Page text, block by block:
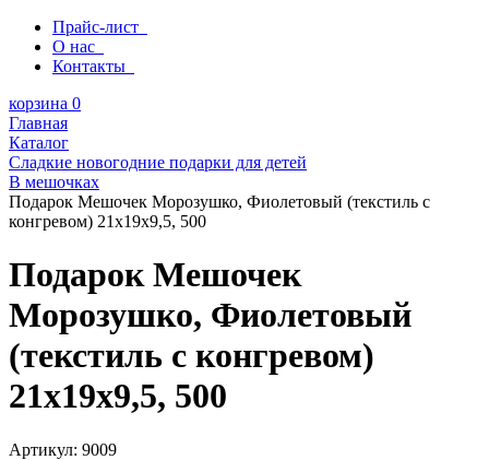
Прайс-лист
О нас
Контакты
корзина 0
Главная
Каталог
Сладкие новогодние подарки для детей
В мешочках
Подарок Мешочек Морозушко, Фиолетовый (текстиль с
конгревом) 21х19х9,5, 500
Подарок Мешочек
Морозушко, Фиолетовый
(текстиль с конгревом)
21х19х9,5, 500
Артикул: 9009